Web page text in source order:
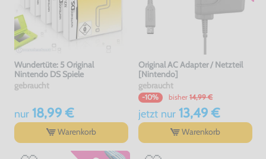
Wundertüte: 5 Original
Nintendo DS Spiele
gebraucht
nur18,99 €
Warenkorb
Original AC Adapter / Netzteil
[Nintendo]
gebraucht
-10% bisher 14,99 €
jetzt nur13,49 €
Warenkorb